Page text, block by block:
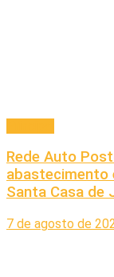
Rede Auto
abastecimento
Santa Casa de
7 de agosto de